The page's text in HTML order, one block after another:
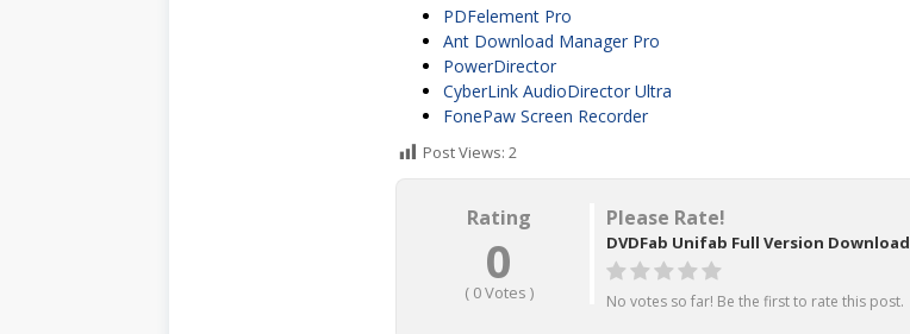
PDFelement Pro
Ant Download Manager Pro
PowerDirector
CyberLink AudioDirector Ultra
FonePaw Screen Recorder
Post Views: 2
Rating
0
( 0Votes )
Please Rate!
DVDFab Unifab Full Version Download
No votes so far! Be the first to rate this post.